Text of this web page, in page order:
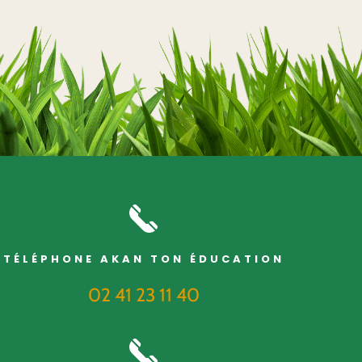
TÉLÉPHONE AKAN TON ÉDUCATION
02 41 23 11 40